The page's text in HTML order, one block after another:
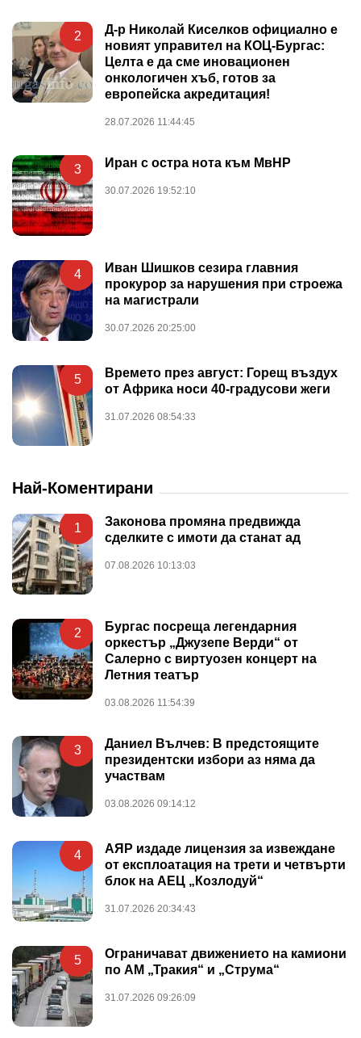
2
Д-р Николай Киселков официално е
новият управител на КОЦ-Бургас:
Целта е да сме иновационен
онкологичен хъб, готов за
европейска акредитация!
28.07.2026 11:44:45
3 Иран с остра нота към МвНР
30.07.2026 19:52:10
4
Иван Шишков сезира главния
прокурор за нарушения при строежа
на магистрали
30.07.2026 20:25:00
5
Времето през август: Горещ въздух
от Африка носи 40-градусови жеги
31.07.2026 08:54:33
Най-Коментирани
1
Законова промяна предвижда
сделките с имоти да станат ад
07.08.2026 10:13:03
2
Бургас посреща легендарния
оркестър „Джузепе Верди“ от
Салерно с виртуозен концерт на
Летния театър
03.08.2026 11:54:39
3
Даниел Вълчев: В предстоящите
президентски избори аз няма да
участвам
03.08.2026 09:14:12
4
АЯР издаде лицензия за извеждане
от експлоатация на трети и четвърти
блок на АЕЦ „Козлодуй“
31.07.2026 20:34:43
5
Ограничават движението на камиони
по АМ „Тракия“ и „Струма“
31.07.2026 09:26:09